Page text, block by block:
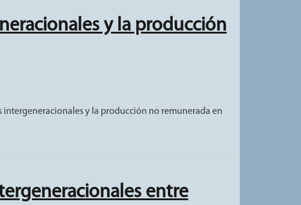
y la producción
en Costa Rica
intergeneracionales y la producción no remunerada en
entre